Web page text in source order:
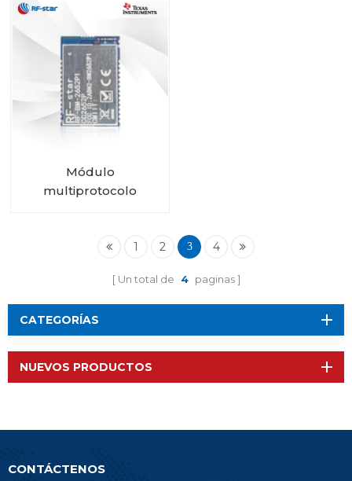
Módulo
multiprotocolo
1 2 3 4
Un total de 4 paginas
CATEGORÍAS
NUEVOS PRODUCTOS
CONTÁCTENOS